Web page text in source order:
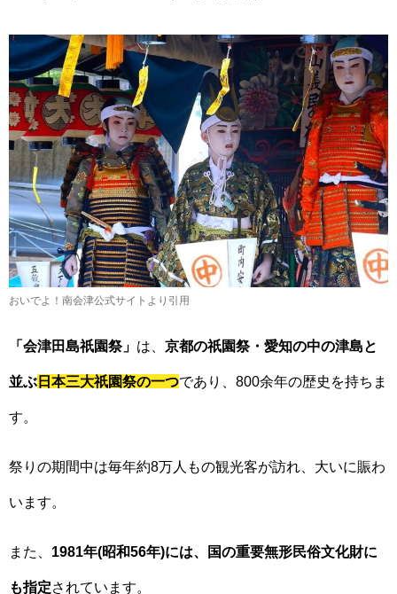
おいでよ！南会津公式サイトより引用
「会津田島祇園祭」 は、 京都の祇園祭・愛知の中の津島と
並ぶ 日本三大祇園祭の一つであり、800余年の歴史を持ちま
す。
祭りの期間中は毎年約8万人もの観光客が訪れ、大いに賑わ
います。
また、 1981年(昭和56年)には、国の重要無形民俗文化財に
も指定されています。